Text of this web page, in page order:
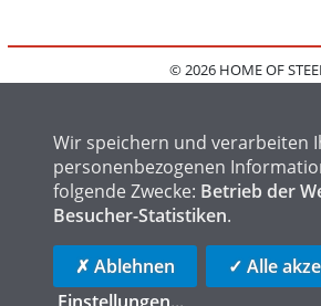
© 2026 HOME OF
FAQ
HOME OF LOGISTICS
Wir speichern und verarbeiten
personenbezogenen
folgende Zwecke: Betrieb der
Besucher-Statistiken.
✗ Ablehnen
✓ Alle